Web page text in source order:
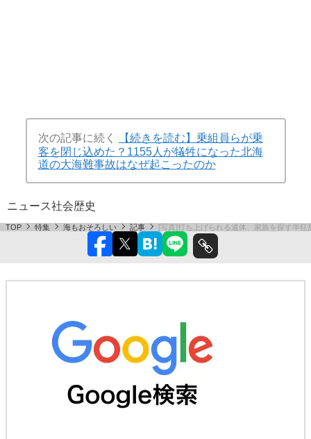
次の記事に続く
【続きを読む】乗組員らが乗
客を閉じ込めた？1155人が犠牲になった北海
道の大海難事故はなぜ起こったのか
ニュース社会歴史
TOP 特集 海もおそろしい 記事 [写真]打ち上げられる遺体、家族を探す半